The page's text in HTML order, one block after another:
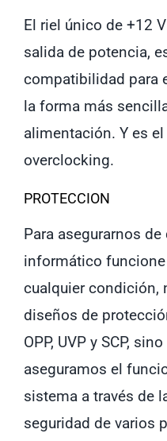
El riel único de +12
salida de potencia,
compatibilidad para
la forma más
alimentación. Y es
overclocking.
PROTECCION
Para asegurarnos
informático
cualquier condición,
diseños de
OPP, UVP y SCP,
aseguramos el
sistema a través de
seguridad de varios